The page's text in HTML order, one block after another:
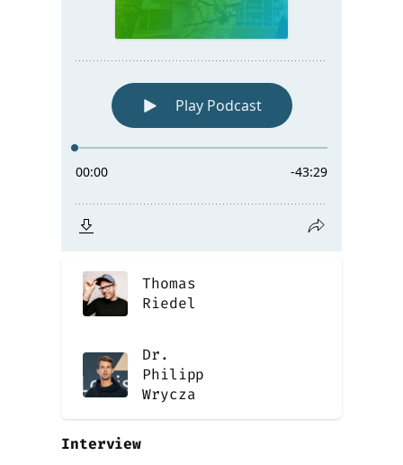
Thomas
Riedel
Dr.
Philipp
Wrycza
Interview